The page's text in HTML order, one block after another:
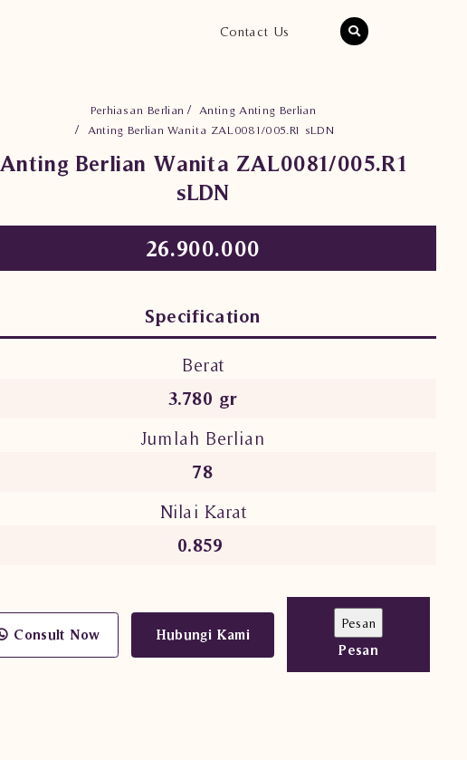
Contact Us
Perhiasan Berlian
Anting Anting Berlian
Anting Berlian Wanita ZAL0081/005.R1 sLDN
Anting Berlian Wanita ZAL0081/005.R1
sLDN
26.900.000
Specification
Berat
3.780 gr
Jumlah Berlian
78
Nilai Karat
0.859
Consult Now
Hubungi Kami
Pesan